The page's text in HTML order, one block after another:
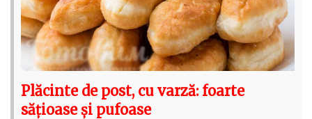
Plăcinte de post, cu varză: foarte
sățioase și pufoase